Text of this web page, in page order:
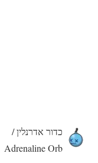
כדור אדרנלין /
Adrenaline Orb